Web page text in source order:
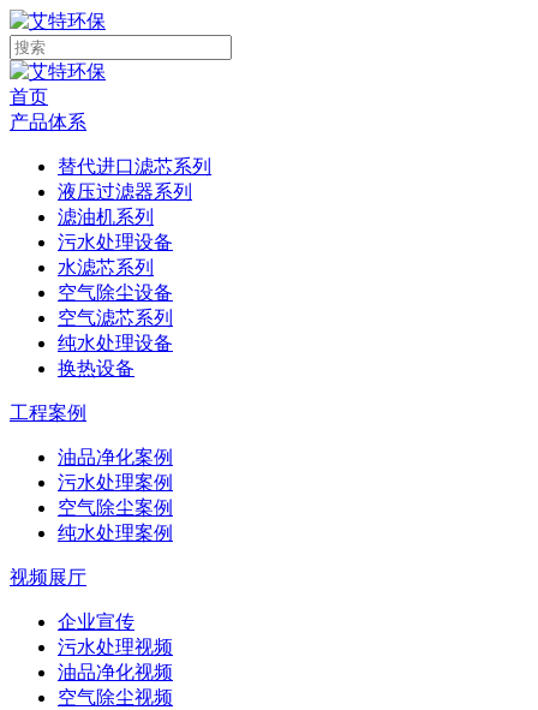
首页
产品体系
替代进口滤芯系列
液压过滤器系列
滤油机系列
污水处理设备
水滤芯系列
空气除尘设备
空气滤芯系列
纯水处理设备
换热设备
工程案例
油品净化案例
污水处理案例
空气除尘案例
纯水处理案例
视频展厅
企业宣传
污水处理视频
油品净化视频
空气除尘视频